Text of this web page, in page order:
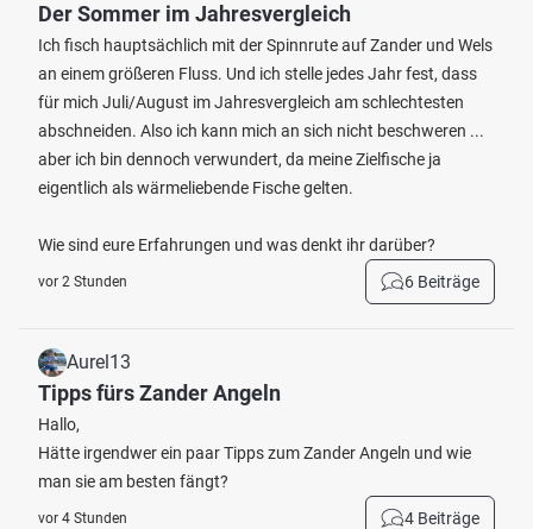
Der Sommer im Jahresvergleich
Ich fisch hauptsächlich mit der Spinnrute auf Zander und Wels
an einem größeren Fluss. Und ich stelle jedes Jahr fest, dass
für mich Juli/August im Jahresvergleich am schlechtesten
abschneiden. Also ich kann mich an sich nicht beschweren ...
aber ich bin dennoch verwundert, da meine Zielfische ja
eigentlich als wärmeliebende Fische gelten.
Wie sind eure Erfahrungen und was denkt ihr darüber?
vor 2 Stunden 6 Beiträge
Aurel13
Tipps fürs Zander Angeln
Hallo,
Hätte irgendwer ein paar Tipps zum Zander Angeln und wie
man sie am besten fängt?
vor 4 Stunden 4 Beiträge